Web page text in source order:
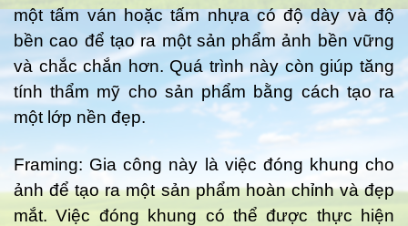
một tấm ván hoặc tấm nhựa có độ dày và độ
bền cao để tạo ra một sản phẩm ảnh bền vững
và chắc chắn hơn. Quá trình này còn giúp tăng
tính thẩm mỹ cho sản phẩm bằng cách tạo ra
một lớp nền đẹp.
Framing: Gia công này là việc đóng khung cho
ảnh để tạo ra một sản phẩm hoàn chỉnh và đẹp
mắt. Việc đóng khung có thể được thực hiện